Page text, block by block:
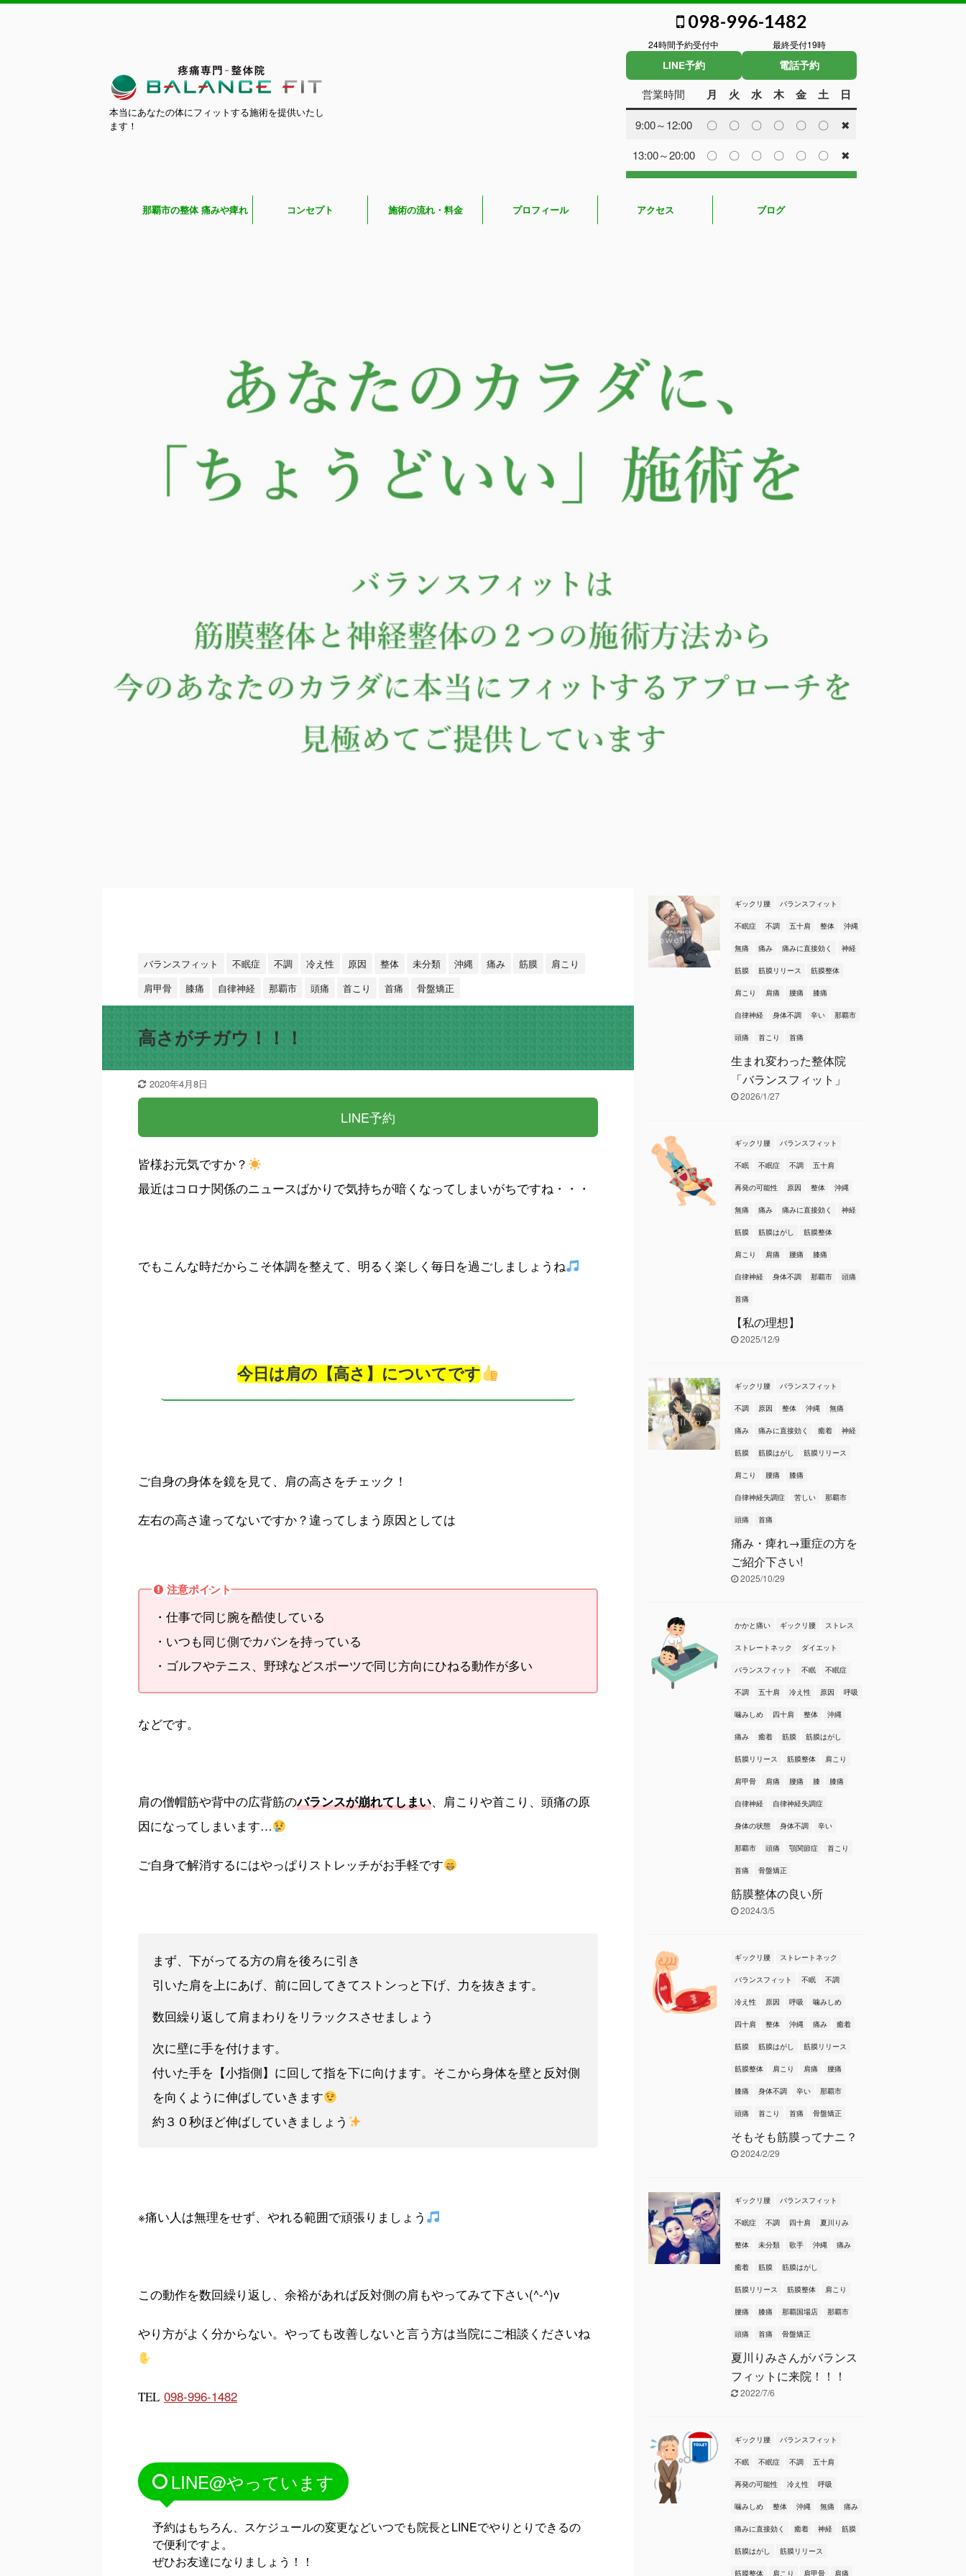
本当にあなたの体にフィットする施術を提供いたし
ます！
098-996-1482
24時間予約受付中
LINE予約
最終受付19時
電話予約
営業時間 月 火 水 木 金 土 日
9:00～12:00 〇 〇 〇 〇 〇 〇
✖
13:00～20:00
〇 〇 〇 〇 〇 〇 ✖
那覇市の整体 痛みや痺れ コンセプト 施術の流れ・料金 プロフィール アクセス ブログ
バランスフィット 不眠症 不調 冷え性 原因 整体 未分類 沖縄 痛み 筋膜
肩こり
肩甲骨
膝痛 自律神経 那覇市 頭痛 首こり 首痛 骨盤矯正
高さがチガウ！！！
2020年4月8日
LINE予約
皆様お元気ですか？
最近はコロナ関係のニュースばかりで気持ちが暗くなってしまいがちですね・・・
でもこんな時だからこそ体調を整えて、明るく楽しく毎日を過ごしましょうね
今日は肩の【高さ】についてです
ご自身の身体を鏡を見て、肩の高さをチェック！
左右の高さ違ってないですか？違ってしまう原因としては
注意ポイント
・仕事で同じ腕を酷使している
・いつも同じ側でカバンを持っている
・ゴルフやテニス、野球などスポーツで同じ方向にひねる動作が多い
などです。
肩の僧帽筋や背中の広背筋のバランスが崩れてしまい、肩こりや首こり、頭痛の原
因になってしまいます…
ご自身で解消するにはやっぱりストレッチがお手軽です
まず、下がってる方の肩を後ろに引き
引いた肩を上にあげ、前に回してきてストンっと下げ、力を抜きます。
数回繰り返して肩まわりをリラックスさせましょう
次に壁に手を付けます。
付いた手を【小指側】に回して指を下に向けます。そこから身体を壁と反対側
を向くように伸ばしていきます
約３０秒ほど伸ばしていきましょう
※痛い人は無理をせず、やれる範囲で頑張りましょう
この動作を数回繰り返し、余裕があれば反対側の肩もやってみて下さい(^-^)v
やり方がよく分からない。やっても改善しないと言う方は当院にご相談くださいね
TEL 098-996-1482
LINE@やっています
予約はもちろん、スケジュールの変更などいつでも院長とLINEでやりとりできるの
で便利ですよ。
ぜひお友達になりましょう！！
ギックリ腰 バランスフィット
不眠症 不調 五十肩 整体 沖縄
無痛 痛み 痛みに直接効く 神経
筋膜 筋膜リリース 筋膜整体
肩こり 肩痛 腰痛 膝痛
自律神経 身体不調 辛い 那覇市
頭痛 首こり 首痛
生まれ変わった整体院
「バランスフィット」
2026/1/27
ギックリ腰 バランスフィット
不眠 不眠症 不調 五十肩
再発の可能性 原因 整体 沖縄
無痛 痛み 痛みに直接効く 神経
筋膜 筋膜はがし 筋膜整体
肩こり 肩痛 腰痛 膝痛
自律神経 身体不調 那覇市 頭痛
首痛
【私の理想】
2025/12/9
ギックリ腰 バランスフィット
不調 原因 整体 沖縄 無痛
痛み 痛みに直接効く 癒着 神経
筋膜 筋膜はがし 筋膜リリース
肩こり 腰痛 膝痛
自律神経失調症 苦しい 那覇市
頭痛 首痛
痛み・痺れ→重症の方を
ご紹介下さい!
2025/10/29
かかと痛い ギックリ腰 ストレス
ストレートネック ダイエット
バランスフィット 不眠 不眠症
不調 五十肩 冷え性 原因 呼吸
噛みしめ 四十肩 整体 沖縄
痛み 癒着 筋膜 筋膜はがし
筋膜リリース 筋膜整体 肩こり
肩甲骨 肩痛 腰痛 膝 膝痛
自律神経 自律神経失調症
身体の状態 身体不調 辛い
那覇市 頭痛 顎関節症 首こり
首痛 骨盤矯正
筋膜整体の良い所
2024/3/5
ギックリ腰 ストレートネック
バランスフィット 不眠 不調
冷え性 原因 呼吸 噛みしめ
四十肩 整体 沖縄 痛み 癒着
筋膜 筋膜はがし 筋膜リリース
筋膜整体 肩こり 肩痛 腰痛
膝痛 身体不調 辛い 那覇市
頭痛 首こり 首痛 骨盤矯正
そもそも筋膜ってナニ？
2024/2/29
ギックリ腰 バランスフィット
不眠症 不調 四十肩 夏川りみ
整体 未分類 歌手 沖縄 痛み
癒着 筋膜 筋膜はがし
筋膜リリース 筋膜整体 肩こり
腰痛 膝痛 那覇国場店 那覇市
頭痛 首痛 骨盤矯正
夏川りみさんがバランス
フィットに来院！！！
2022/7/6
ギックリ腰 バランスフィット
不眠 不眠症 不調 五十肩
再発の可能性 冷え性 呼吸
噛みしめ 整体 沖縄 無痛 痛み
痛みに直接効く 癒着 神経 筋膜
筋膜はがし 筋膜リリース
筋膜整体 肩こり 肩甲骨 肩痛